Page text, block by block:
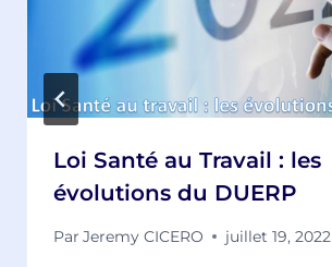
Loi Santé au Travail : les
évolutions du DUERP
Par Jeremy CICERO juillet 19, 2022